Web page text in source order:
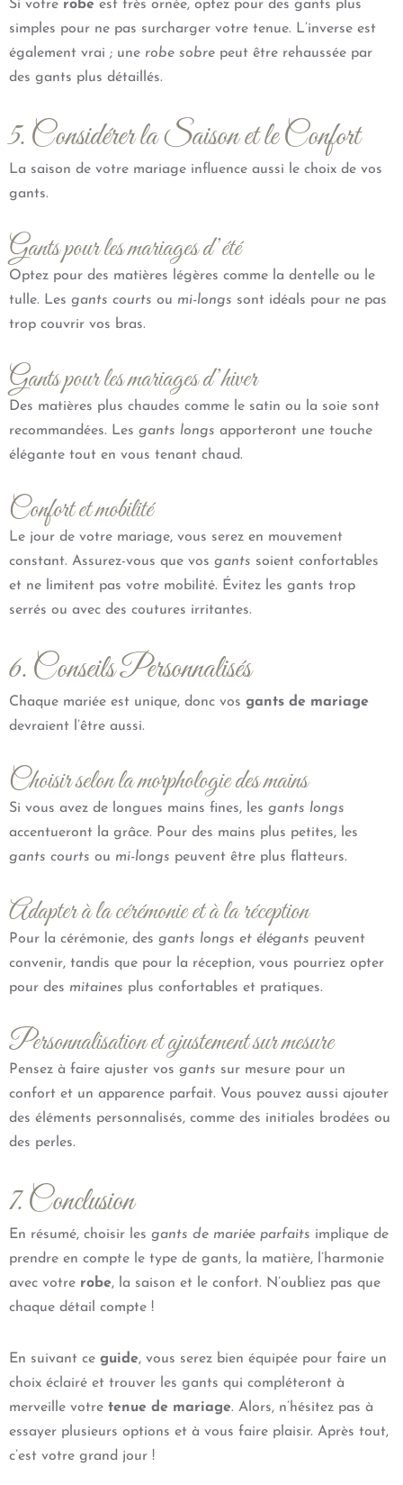
Si votre robe est très ornée, optez pour des gants plus
simples pour ne pas surcharger votre tenue. L’inverse est
également vrai ; une robe sobre peut être rehaussée par
des gants plus détaillés.
5. Considérer la Saison et le Confort
La saison de votre mariage influence aussi le choix de vos
gants.
Gants pour les mariages d’été
Optez pour des matières légères comme la dentelle ou le
tulle. Les gants courts ou mi-longs sont idéals pour ne pas
trop couvrir vos bras.
Gants pour les mariages d’hiver
Des matières plus chaudes comme le satin ou la soie sont
recommandées. Les gants longs apporteront une touche
élégante tout en vous tenant chaud.
Confort et mobilité
Le jour de votre mariage, vous serez en mouvement
constant. Assurez-vous que vos gants soient confortables
et ne limitent pas votre mobilité. Évitez les gants trop
serrés ou avec des coutures irritantes.
6. Conseils Personnalisés
Chaque mariée est unique, donc vos gants de mariage
devraient l’être aussi.
Choisir selon la morphologie des mains
Si vous avez de longues mains fines, les gants longs
accentueront la grâce. Pour des mains plus petites, les
gants courts ou mi-longs peuvent être plus flatteurs.
Adapter à la cérémonie et à la réception
Pour la cérémonie, des gants longs et élégants peuvent
convenir, tandis que pour la réception, vous pourriez opter
pour des mitaines plus confortables et pratiques.
Personnalisation et ajustement sur mesure
Pensez à faire ajuster vos gants sur mesure pour un
confort et un apparence parfait. Vous pouvez aussi ajouter
des éléments personnalisés, comme des initiales brodées ou
des perles.
7. Conclusion
En résumé, choisir les gants de mariée parfaits implique de
prendre en compte le type de gants, la matière, l’harmonie
avec votre robe, la saison et le confort. N’oubliez pas que
chaque détail compte !
En suivant ce guide, vous serez bien équipée pour faire un
choix éclairé et trouver les gants qui compléteront à
merveille votre tenue de mariage. Alors, n’hésitez pas à
essayer plusieurs options et à vous faire plaisir. Après tout,
c’est votre grand jour !